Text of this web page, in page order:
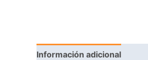
Información adicional